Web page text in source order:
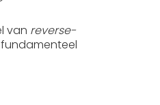
van reverse-